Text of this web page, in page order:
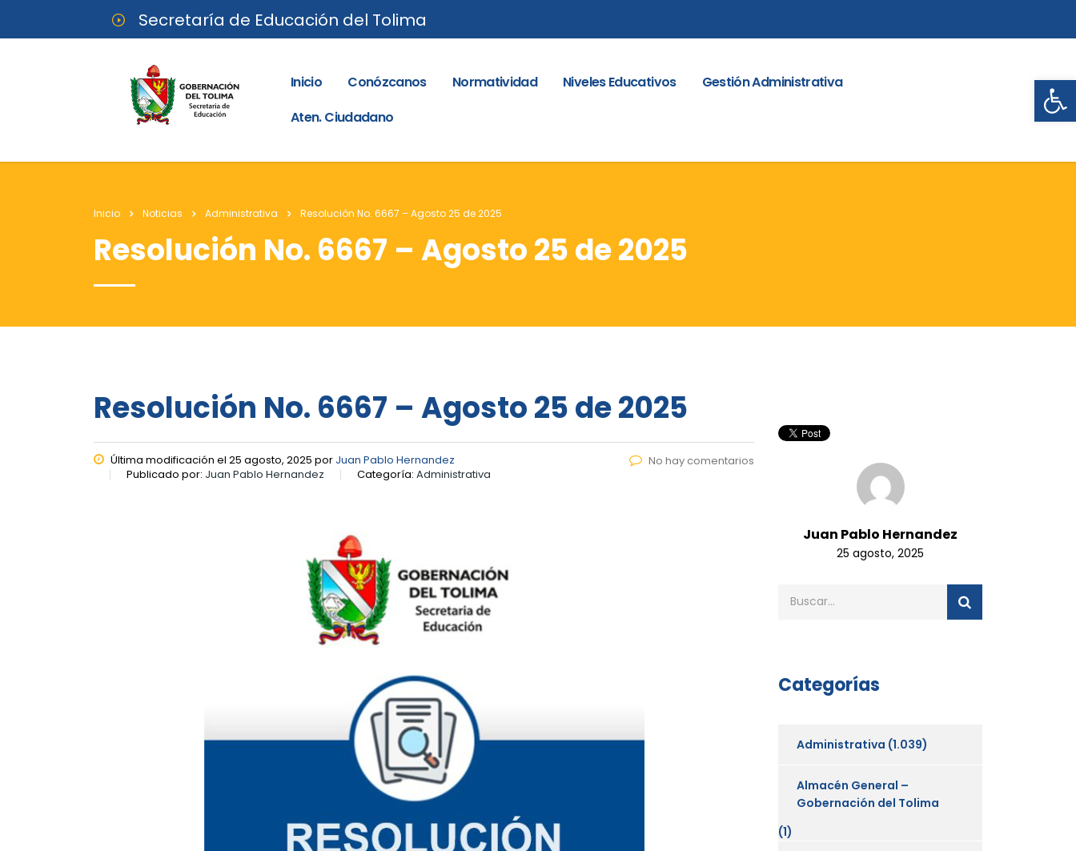
Secretaría de Educación del Tolima
Inicio Conózcanos Normatividad Niveles Educativos
Gestión Administrativa
Aten. Ciudadano
Inicio Noticias Administrativa Resolución No. 6667 – Agosto 25 de 2025
Resolución No. 6667 – Agosto 25 de 2025
Resolución No. 6667 – Agosto 25 de 2025
Última modificación el 25 agosto, 2025 por Juan Pablo Hernandez
Publicado por: Juan Pablo Hernandez Categoría: Administrativa
No hay comentarios
Juan Pablo Hernandez
25 agosto, 2025
Categorías
Administrativa (1.039)
Almacén General –
Gobernación del Tolima
(1)